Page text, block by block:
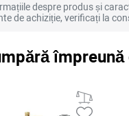
despre produs și
de achiziție, verificați la